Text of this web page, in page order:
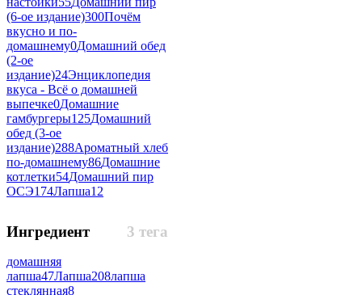
(6-ое издание)300Почём
вкусно и по-
домашнему0Домашний обед
(2-ое
издание)24Энциклопедия
вкуса - Всё о домашней
выпечке0Домашние
гамбургеры125Домашний
обед (3-ое
издание)288Ароматный хлеб
по-домашнему86Домашние
котлетки54Домашний пир
ОСЭ174Лапша12
3 тега
Ингредиент
домашняя
лапша47Лапша208лапша
стеклянная8